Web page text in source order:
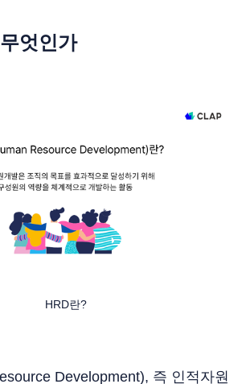
엇인가
HRD란?
Development), 즉 인적자원